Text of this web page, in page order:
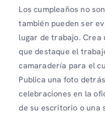
Los cumpleaños no
también pueden ser
lugar de trabajo. Crea
que destaque el
camaradería para el
Publica una foto
celebraciones en la
de su escritorio o una